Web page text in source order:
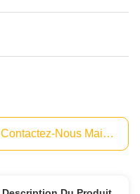
Contactez-Nous Maintenant